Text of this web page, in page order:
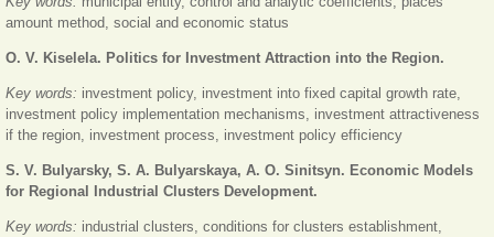
amount method, social and economic status
O. V. Kiselela. Politics for Investment Attraction into the Region.
Key words: investment policy, investment into fixed capital growth rate,
investment policy implementation mechanisms, investment attractiveness
if the region, investment process, investment policy efficiency
S. V. Bulyarsky, S. A. Bulyarskaya, A. O. Sinitsyn. Economic Models
for Regional Industrial Clusters Development.
Key words: industrial clusters, conditions for clusters establishment,